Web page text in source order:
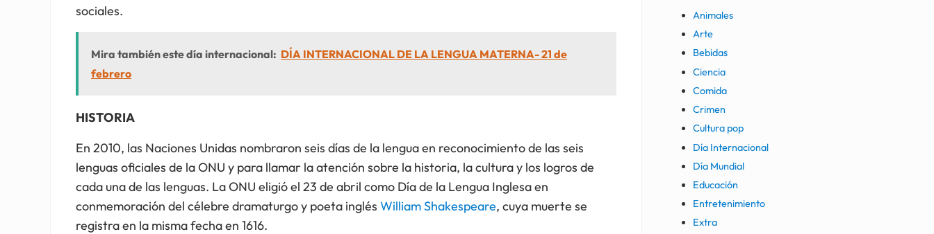
sociales.
Mira también este día internacional: DÍA INTERNACIONAL DE LA LENGUA MATERNA- 21 de
febrero
HISTORIA
En 2010, las Naciones Unidas nombraron seis días de la lengua en reconocimiento de las seis
lenguas oficiales de la ONU y para llamar la atención sobre la historia, la cultura y los logros de
cada una de las lenguas. La ONU eligió el 23 de abril como Día de la Lengua Inglesa en
conmemoración del célebre dramaturgo y poeta inglésWilliam Shakespeare, cuya muerte se
registra en la misma fecha en 1616.
Animales
Arte
Bebidas
Ciencia
Comida
Crimen
Cultura pop
Día Internacional
Día Mundial
Educación
Entretenimiento
Extra